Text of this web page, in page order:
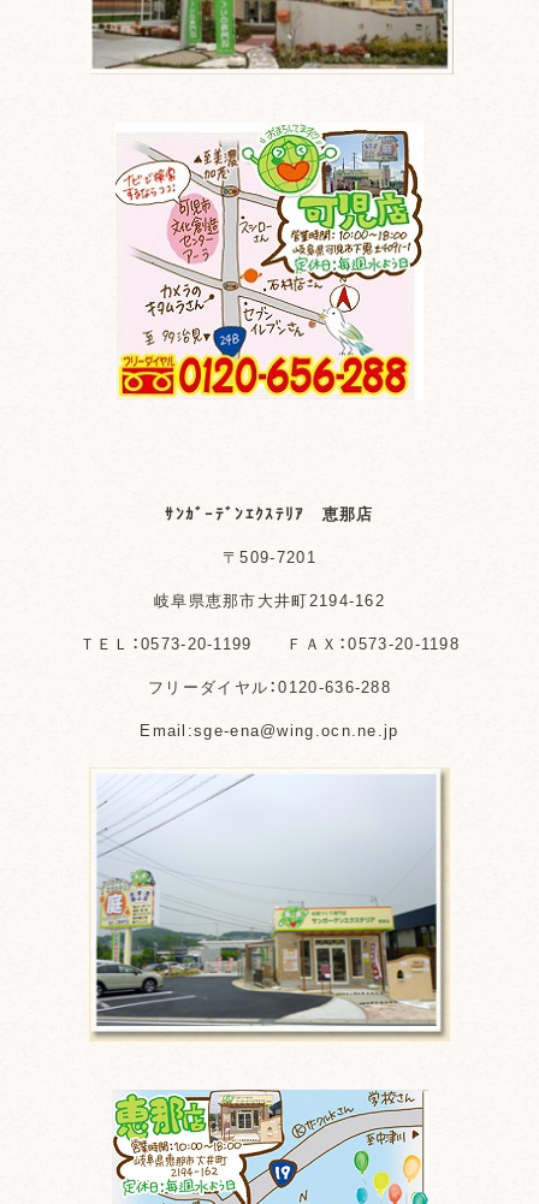
ｻﾝｶﾞｰﾃﾞﾝｴｸｽﾃﾘｱ 恵那店
〒509-7201
岐阜県恵那市大井町2194-162
ＴＥＬ：0573-20-1199 ＦＡＸ：0573-20-1198
フリーダイヤル：0120-636-288
Email:sge-ena@wing.ocn.ne.jp